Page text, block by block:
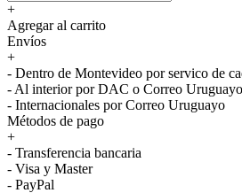
+
Agregar al carrito
Envíos
+
- Dentro de Montevideo por servico de
- Al interior por DAC o Correo Uruguayo
- Internacionales por Correo Uruguayo
Métodos de pago
+
- Transferencia bancaria
- Visa y Master
- PayPal